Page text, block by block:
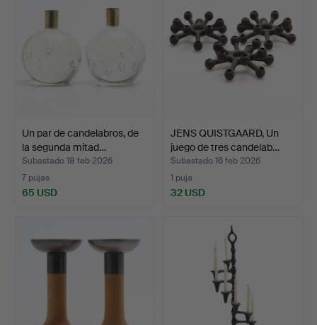
Un par de candelabros, de
la segunda mitad…
Subastado 18 feb 2026
7 pujas
65 USD
JENS QUISTGAARD, Un
juego de tres candelab…
Subastado 16 feb 2026
1 puja
32 USD